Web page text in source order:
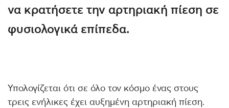
να κρατήσετε την αρτηριακή πίεση σε
φυσιολογικά επίπεδα.
Υπολογίζεται ότι σε όλο τον κόσμο ένας στους
τρεις ενήλικες έχει αυξημένη αρτηριακή πίεση.